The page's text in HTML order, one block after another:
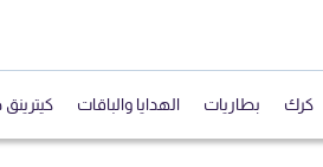
كرك بطاريات الهدايا والباقات